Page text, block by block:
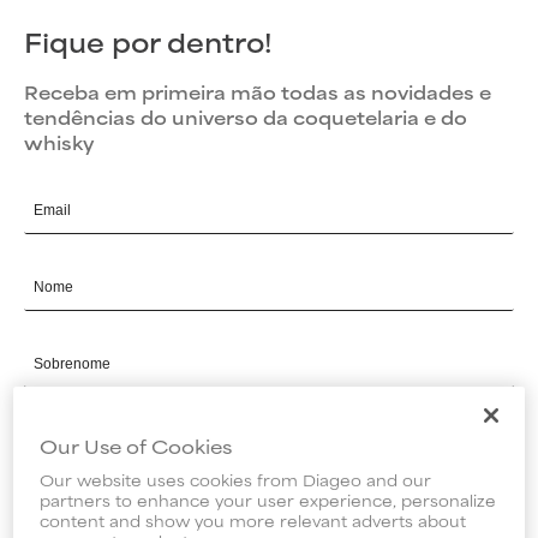
Fique por dentro!
Receba em primeira mão todas as novidades e
tendências do universo da coquetelaria e do
whisky
Email
Nome
Sobrenome
Data de nascimento*
N˚ Celular
Our Use of Cookies
Our website uses cookies from Diageo and our
partners to enhance your user experience, personalize
content and show you more relevant adverts about